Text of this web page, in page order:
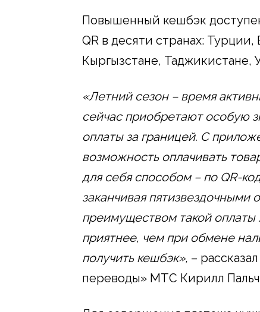
Повышенный кешбэк
QR в десяти странах:
Кыргызстане,
«Летний сезон – время
сейчас приобретают особую
оплаты за границей. С
возможность оплачивать
для себя способом – по QR-
заканчивая
преимуществом такой оплаты
приятнее, чем при обмене
получить кешбэк», –
переводы» МТС Кирилл